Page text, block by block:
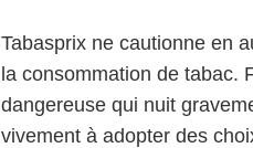
Tabasprix ne cautionne en
la consommation de tabac.
dangereuse qui nuit
vivement à adopter des